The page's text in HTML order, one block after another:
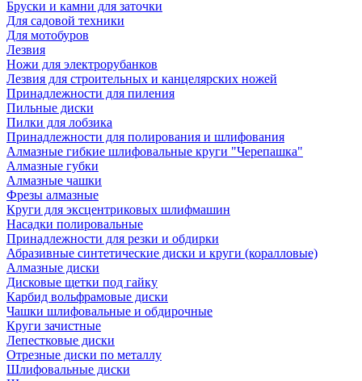
Бруски и камни для заточки
Для садовой техники
Для мотобуров
Лезвия
Ножи для электрорубанков
Лезвия для строительных и канцелярских ножей
Принадлежности для пиления
Пильные диски
Пилки для лобзика
Принадлежности для полирования и шлифования
Алмазные гибкие шлифовальные круги "Черепашка"
Алмазные губки
Алмазные чашки
Фрезы алмазные
Круги для эксцентриковых шлифмашин
Насадки полировальные
Принадлежности для резки и обдирки
Абразивные синтетические диски и круги (коралловые)
Алмазные диски
Дисковые щетки под гайку
Карбид вольфрамовые диски
Чашки шлифовальные и обдирочные
Круги зачистные
Лепестковые диски
Отрезные диски по металлу
Шлифовальные диски